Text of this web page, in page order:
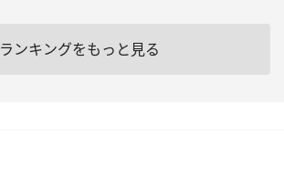
ランキングをもっと見る